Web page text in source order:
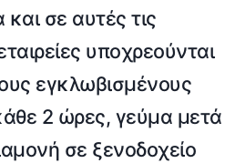
σε αυτές τις
υποχρεούνται
εγκλωβισμένους
2 ώρες, γεύμα μετά
σε ξενοδοχείο